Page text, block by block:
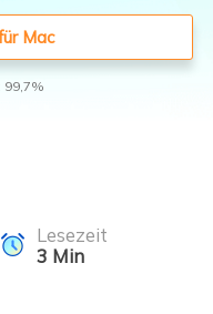
Mac
Lesezeit
3 Min